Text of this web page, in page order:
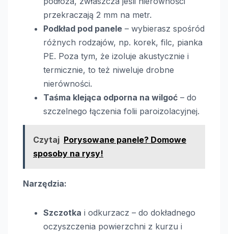
przekraczają 2 mm na metr.
Podkład pod panele – wybierasz spośród
różnych rodzajów, np. korek, filc, pianka
PE. Poza tym, że izoluje akustycznie i
termicznie, to też niweluje drobne
nierówności.
Taśma klejąca odporna na wilgoć – do
szczelnego łączenia folii paroizolacyjnej.
Czytaj Porysowane panele? Domowe
sposoby na rysy!
Narzędzia:
Szczotka i odkurzacz – do dokładnego
oczyszczenia powierzchni z kurzu i